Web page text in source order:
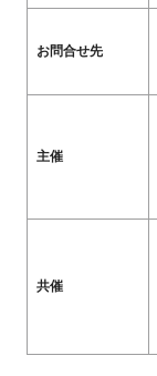
お問合せ先
主催
共催